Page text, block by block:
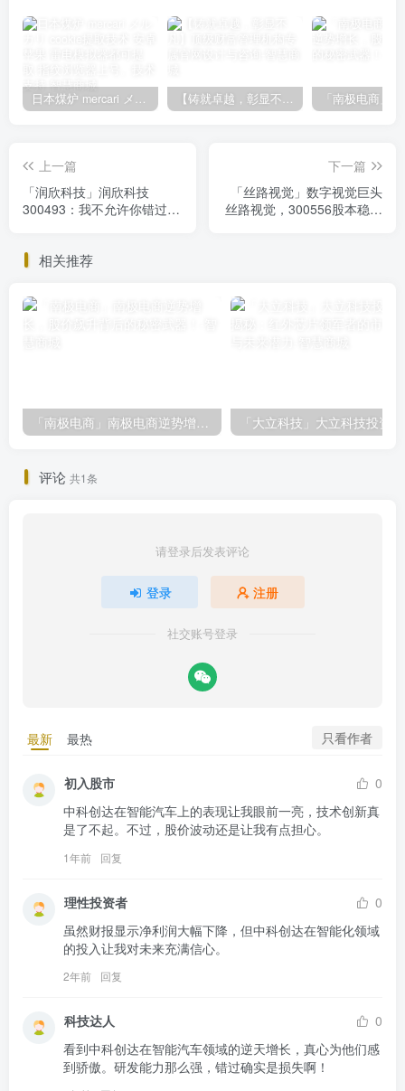
日本煤炉 mercari メルカリ cookie提取技术 安卓 苹果 雷电模拟器都可提取,指纹浏览器上号。技术支持 【铸就卓越，彰显不凡】顶级财富管理机构专属官网设计与咨询
上一篇
「润欣科技」润欣科技
300493：我不允许你错过这
下一篇
「丝路视觉」数字视觉巨头
丝路视觉，300556股本稳中
相关推荐
「南极电商」南极电商逆势增长，股价飙升背后的秘密武器！
评论 共1条
请登录后发表评论
登录 注册
社交账号登录
最新 最热 只看作者
初入股市
0
中科创达在智能汽车上的表现让我眼前一亮，技术创新真
是了不起。不过，股价波动还是让我有点担心。
1年前 回复
理性投资者
0
虽然财报显示净利润大幅下降，但中科创达在智能化领域
的投入让我对未来充满信心。
2年前 回复
科技达人
0
看到中科创达在智能汽车领域的逆天增长，真心为他们感
到骄傲。研发能力那么强，错过确实是损失啊！